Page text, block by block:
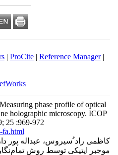
|ProCite|Reference Manager
RefWorks
phase profile of optical
holographic microscopy. ICOP
25 :969-972
fa.html
کاظمی راد ُسیروس، عبداله پور
موجبر اپتیکی توسط روش